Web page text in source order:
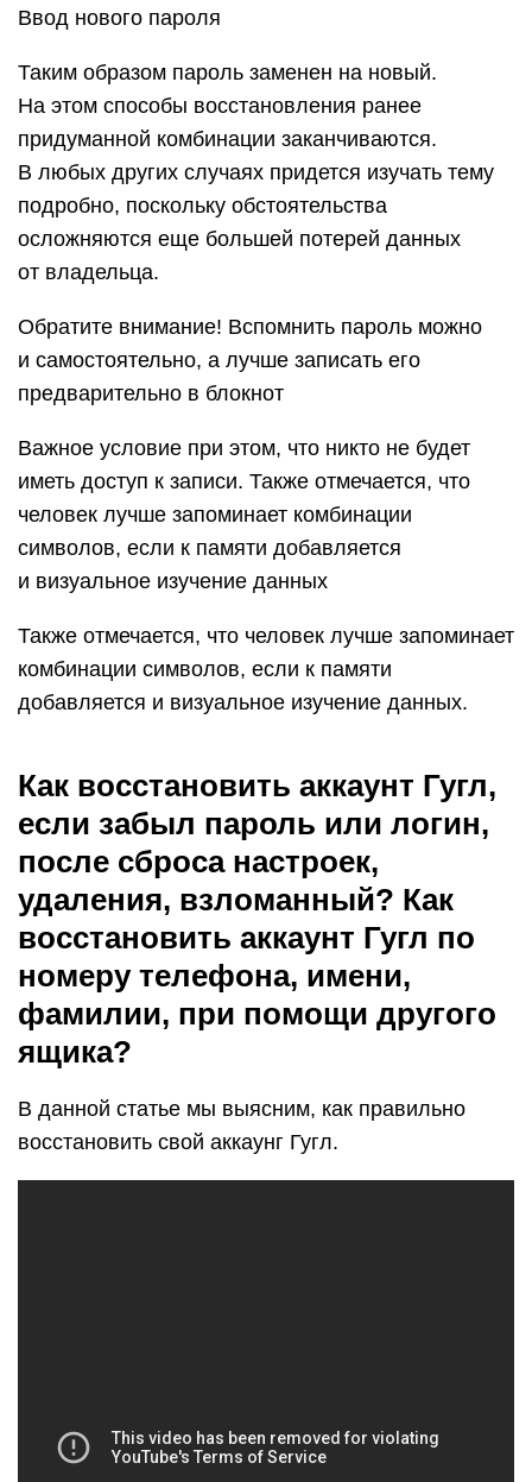
Ввод нового пароля
Таким образом пароль заменен на новый.
На этом способы восстановления ранее
придуманной комбинации заканчиваются.
В любых других случаях придется изучать тему
подробно, поскольку обстоятельства
осложняются еще большей потерей данных
от владельца.
Обратите внимание! Вспомнить пароль можно
и самостоятельно, а лучше записать его
предварительно в блокнот
Важное условие при этом, что никто не будет
иметь доступ к записи. Также отмечается, что
человек лучше запоминает комбинации
символов, если к памяти добавляется
и визуальное изучение данных
Также отмечается, что человек лучше запоминает
комбинации символов, если к памяти
добавляется и визуальное изучение данных.
Как восстановить аккаунт Гугл,
если забыл пароль или логин,
после сброса настроек,
удаления, взломанный? Как
восстановить аккаунт Гугл по
номеру телефона, имени,
фамилии, при помощи другого
ящика?
В данной статье мы выясним, как правильно
восстановить свой аккаунг Гугл.